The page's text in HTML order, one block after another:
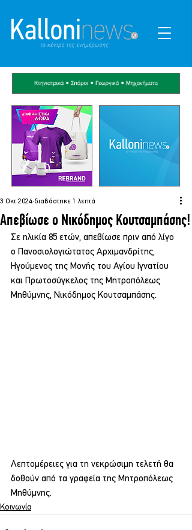
Απεβίωσε ο Νικόδημος Κουτσαμπάσης!
3 Οκτ 2024 διαβάστηκε 1 λεπτά
Σε ηλικία 85 ετών, απεβίωσε πριν από λίγο
ο Πανοσιολογιώτατος Αρχιμανδρίτης,
Ηγούμενος της Μονής του Αγίου Ιγνατίου
και Πρωτοσύγκελος της Μητροπόλεως
Μηθύμνης, Νικόδημος Κουτσαμπάσης.
Λεπτομέρειες για τη νεκρώσιμη τελετή θα
δοθούν από τα γραφεία της Μητροπόλεως
Μηθύμνης.
Κοινωνία